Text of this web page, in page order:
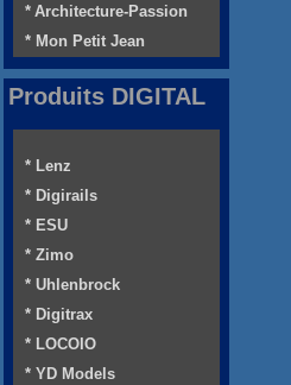
* Architecture-Passion
* Mon Petit Jean
Produits DIGITAL
* Lenz
* Digirails
* ESU
* Zimo
* Uhlenbrock
* Digitrax
* LOCOIO
* YD Models